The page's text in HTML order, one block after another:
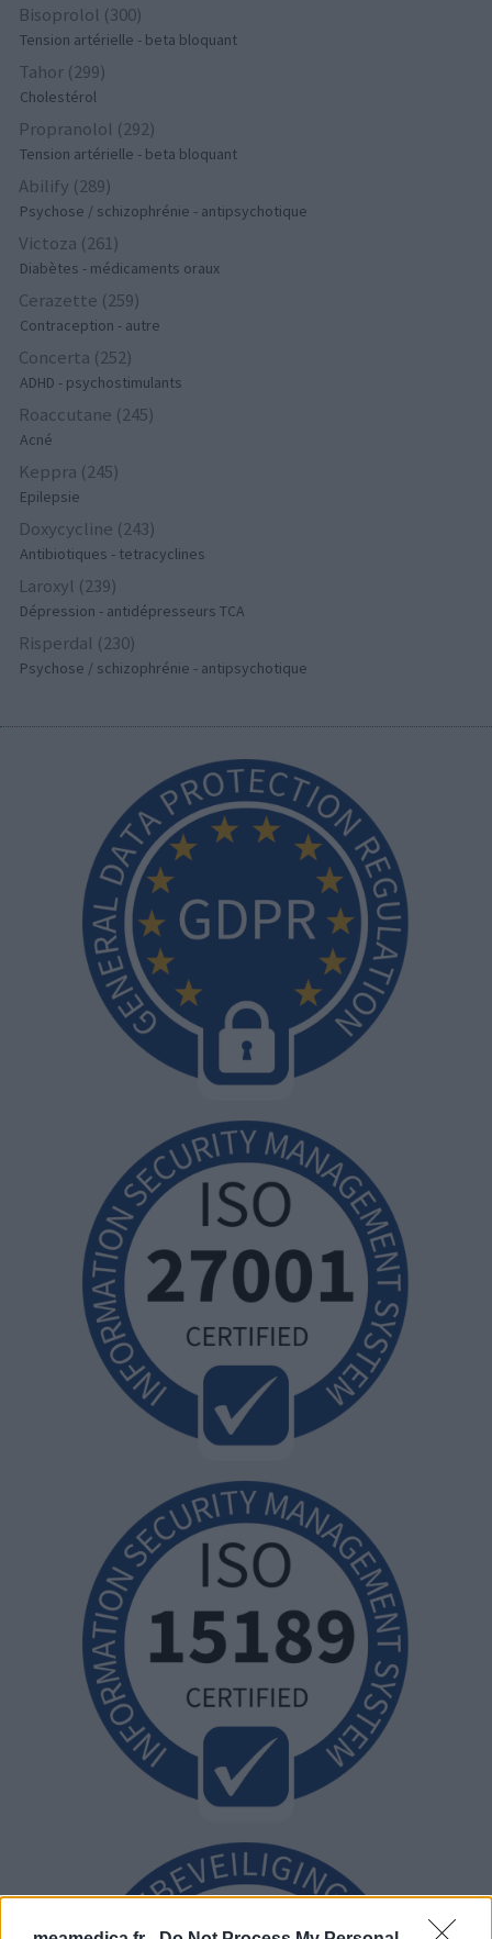
Bisoprolol (300)
Tension artérielle - beta bloquant
Tahor (299)
Cholestérol
Propranolol (292)
Tension artérielle - beta bloquant
Abilify (289)
Psychose / schizophrénie - antipsychotique
Victoza (261)
Diabètes - médicaments oraux
Cerazette (259)
Contraception - autre
Concerta (252)
ADHD - psychostimulants
Roaccutane (245)
Acné
Keppra (245)
Epilepsie
Doxycycline (243)
Antibiotiques - tetracyclines
Laroxyl (239)
Dépression - antidépresseurs TCA
Risperdal (230)
Psychose / schizophrénie - antipsychotique